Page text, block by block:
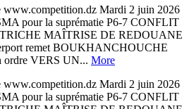
www.competition.dz Mardi 2 juin 2026
pour la suprématie P6-7 CONFLIT
MAÎTRISE DE REDOUANE
remet BOUKHANCHOUCHE
ordre VERS UN... More
www.competition.dz Mardi 2 juin 2026
pour la suprématie P6-7 CONFLIT